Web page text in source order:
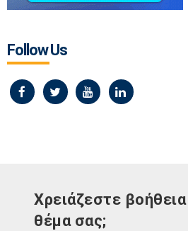
Follow Us
Χρειάζεστε
θέμα σας;